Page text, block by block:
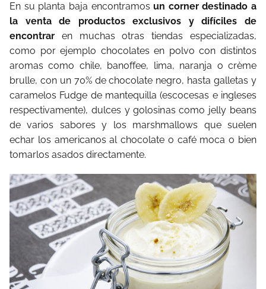
En su planta baja encontramosun corner destinado a
la venta de productos exclusivos y difíciles de
encontrar en muchas otras tiendas especializadas,
como por ejemplo chocolates en polvo con distintos
aromas como chile, banoffee, lima, naranja o crème
brulle, con un 70% de chocolate negro, hasta galletas y
caramelos Fudge de mantequilla (escocesas e ingleses
respectivamente), dulces y golosinas como jelly beans
de varios sabores y los marshmallows que suelen
echar los americanos al chocolate o café moca o bien
tomarlos asados directamente.